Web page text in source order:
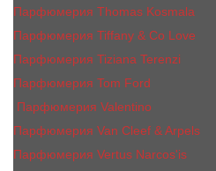
Парфюмерия Thomas Kosmala
Парфюмерия Tiffany & Co Love
Парфюмерия Tiziana Terenzi
Парфюмерия Tom Ford
Парфюмерия Valentino
Парфюмерия Van Cleef & Arpels
Парфюмерия Vertus Narcos'is